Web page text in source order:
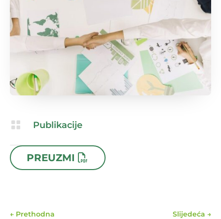
 Publikacije
 23.09.2024
PREUZMI
← Prethodna Slijedeća →